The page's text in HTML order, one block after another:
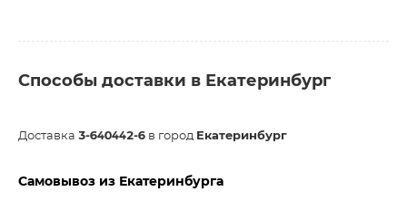
Способы доставки в Екатеринбург
Доставка 3-640442-6 в город Екатеринбург
Самовывоз из Екатеринбурга